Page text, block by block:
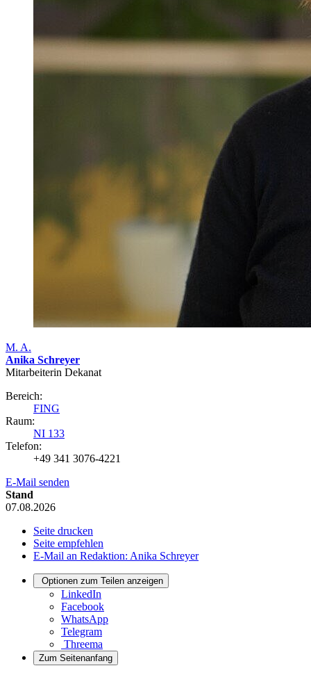
M. A.
Anika Schreyer
Mitarbeiterin Dekanat
Bereich:
FING
Raum:
NI 133
Telefon:
+49 341 3076-4221
E-Mail senden
Stand
07.08.2026
Seite drucken
Seite empfehlen
E-Mail an Redaktion: Anika Schreyer
Optionen zum Teilen anzeigen
LinkedIn
Facebook
WhatsApp
Telegram
Threema
Zum Seitenanfang